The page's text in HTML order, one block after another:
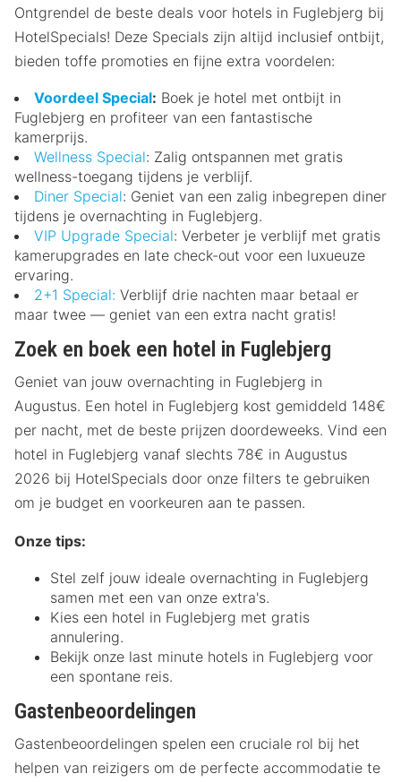
Ontgrendel de beste deals voor hotels in Fuglebjerg bij
HotelSpecials! Deze Specials zijn altijd inclusief ontbijt,
bieden toffe promoties en fijne extra voordelen:
Voordeel Special: Boek je hotel met ontbijt in
Fuglebjerg en profiteer van een fantastische
kamerprijs.
Wellness Special: Zalig ontspannen met gratis
wellness-toegang tijdens je verblijf.
Diner Special: Geniet van een zalig inbegrepen diner
tijdens je overnachting in Fuglebjerg.
VIP Upgrade Special: Verbeter je verblijf met gratis
kamerupgrades en late check-out voor een luxueuze
ervaring.
2+1 Special: Verblijf drie nachten maar betaal er
maar twee — geniet van een extra nacht gratis!
Zoek en boek een hotel in Fuglebjerg
Geniet van jouw overnachting in Fuglebjerg in
Augustus. Een hotel in Fuglebjerg kost gemiddeld 148€
per nacht, met de beste prijzen doordeweeks. Vind een
hotel in Fuglebjerg vanaf slechts 78€ in Augustus
2026 bij HotelSpecials door onze filters te gebruiken
om je budget en voorkeuren aan te passen.
Onze tips:
Stel zelf jouw ideale overnachting in Fuglebjerg
samen met een van onze extra's.
Kies een hotel in Fuglebjerg met gratis
annulering.
Bekijk onze last minute hotels in Fuglebjerg voor
een spontane reis.
Gastenbeoordelingen
Gastenbeoordelingen spelen een cruciale rol bij het
helpen van reizigers om de perfecte accommodatie te